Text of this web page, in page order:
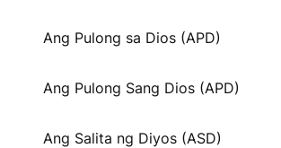
Ang Pulong sa Dios (APD)
Ang Pulong Sang Dios (APD)
Ang Salita ng Diyos (ASD)